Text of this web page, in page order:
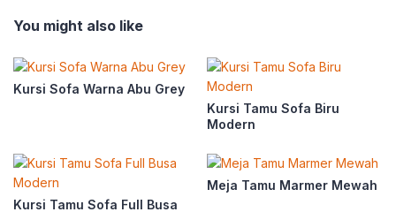
You might also like
Kursi Sofa Warna Abu Grey
Kursi Tamu Sofa Biru
Modern
Kursi Tamu Sofa Full Busa
Meja Tamu Marmer Mewah